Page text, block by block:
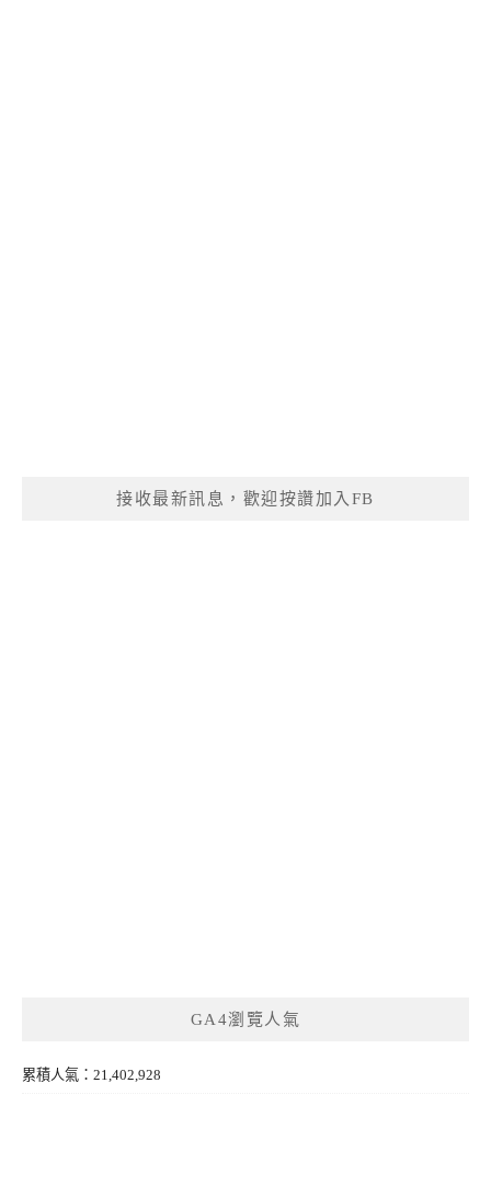
接收最新訊息，歡迎按讚加入FB
GA4瀏覽人氣
累積人氣：21,402,928